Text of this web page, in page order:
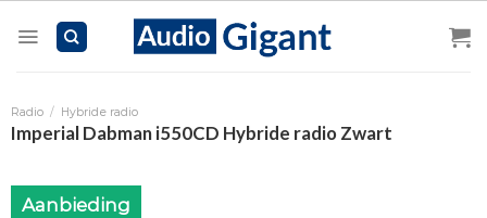
Radio / Hybride radio
Imperial Dabman i550CD Hybride radio Zwart
Aanbieding